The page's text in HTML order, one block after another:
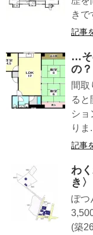
きで
記事
…そ
の？
間取
ると
ショ
りま
記事
わ
き〉
ぽつ
(築